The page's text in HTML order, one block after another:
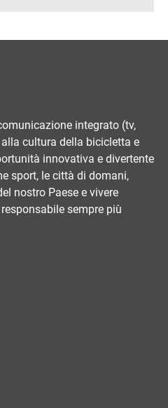
integrato (tv,
cultura della bicicletta e
innovativa e divertente
sport, le città di domani,
nostro Paese e vivere
sempre più